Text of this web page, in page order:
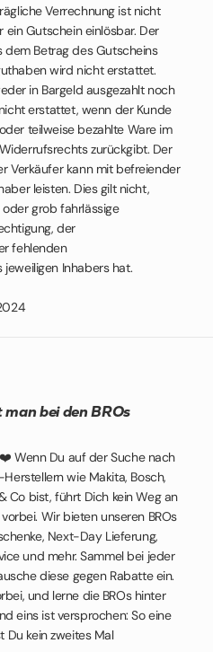
Verrechnung ist nicht
ein Gutschein einlösbar. Der
Betrag des Gutscheins
wird nicht erstattet.
in Bargeld ausgezahlt noch
erstattet, wenn der Kunde
teilweise bezahlte Ware im
zurückgibt. Der
Verkäufer kann mit befreiender
leisten. Dies gilt nicht,
grob fahrlässige
der
fehlenden
Inhabers hat.
bei den BROs
❤️ Wenn Du auf der Suche nach
wie Makita, Bosch,
Co bist, führt Dich kein Weg an
Wir bieten unseren BROs
Next-Day Lieferung,
und mehr. Sammel bei jeder
diese gegen Rabatte ein.
und lerne die BROs hinter
eins ist versprochen: So eine
Du kein zweites Mal